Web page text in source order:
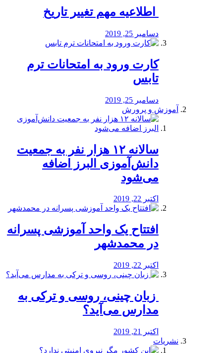
️ اطلاعیه مهم تغییر تاریخ
دسامبر 25, 2019
کارت ورود به امتحانات ترم
تابس
دسامبر 25, 2019
آموزش و پرورش
️سالانه ۱۲ هزار نفر به جمعیت
دانش‌آموزی البرز اضافه
می‌شود
اکتبر 22, 2019
افتتاح یک واحد آموزشی پسرانه
در محمدشهر
اکتبر 22, 2019
️ زبان چینی، روسی و ترکی به
مدارس می‌آید؟
اکتبر 21, 2019
نشریات